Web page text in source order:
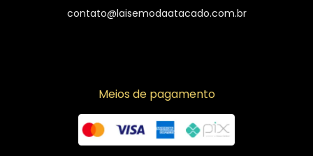
contato@laisemodaatacado.com.br
Meios de pagamento